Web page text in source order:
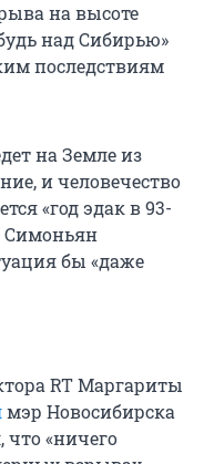
на высоте
над Сибирью»
последствиям
на Земле из
и человечество
«год эдак в 93-
Симоньян
бы «даже
RT Маргариты
мэр Новосибирска
«ничего